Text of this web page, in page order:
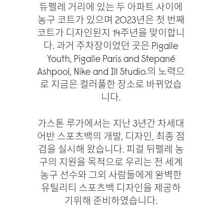
듀펠레 거리에 있는 두 아파트 사이에
농구 코트가 있으며 2023년은 첫 번째
코트가 디자인된지 14주년을 맞이합니
다. 과거 주차장이었던 곳은 Pigalle
Youth, Pigalle Paris and Stepané
Ashpool, Nike and Ill Studio.의 노력으
로 지금은 컬러풀한 장소로 바뀌었습
니다.
가스톤 루가에서는 지난 3년간 차세대
어반 스포츠백의 개발, 디자인, 최종 점
검을 실시해 왔습니다. 피걸 뒤펠레 농
구의 지원을 목적으로 우리는 전 세계
농구 선수와 그외 사람들에게 완벽한
유틸리티 스포츠백 디자인을 제공하
기위해 준비하였습니다.